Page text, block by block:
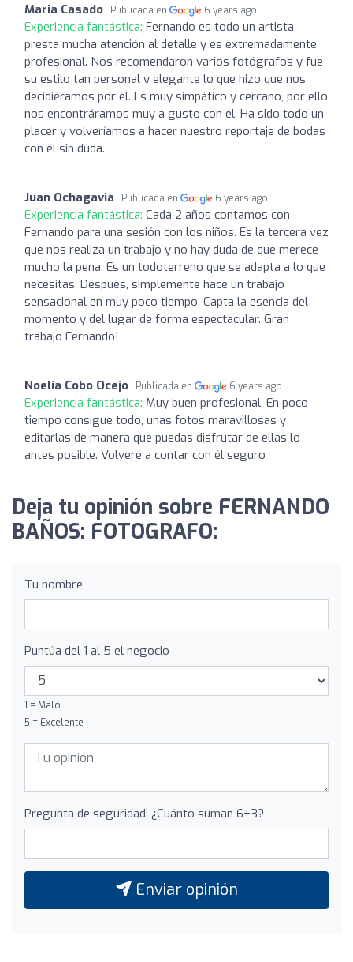
Maria Casado Publicada en 6 years ago
Experiencia fantástica: Fernando es todo un artista,
presta mucha atención al detalle y es extremadamente
profesional. Nos recomendaron varios fotógrafos y fue
su estilo tan personal y elegante lo que hizo que nos
decidiéramos por él. Es muy simpático y cercano, por ello
nos encontráramos muy a gusto con él. Ha sido todo un
placer y volveríamos a hacer nuestro reportaje de bodas
con él sin duda.
Juan Ochagavia Publicada en 6 years ago
Experiencia fantástica: Cada 2 años contamos con
Fernando para una sesión con los niños. Es la tercera vez
que nos realiza un trabajo y no hay duda de que merece
mucho la pena. Es un todoterreno que se adapta a lo que
necesitas. Después, simplemente hace un trabajo
sensacional en muy poco tiempo. Capta la esencia del
momento y del lugar de forma espectacular. Gran
trabajo Fernando!
Noelia Cobo Ocejo Publicada en 6 years ago
Experiencia fantástica: Muy buen profesional. En poco
tiempo consigue todo, unas fotos maravillosas y
editarlas de manera que puedas disfrutar de ellas lo
antes posible. Volveré a contar con él seguro
Deja tu opinión sobre FERNANDO
BAÑOS: FOTOGRAFO:
Tu nombre
Puntúa del 1 al 5 el negocio
1 = Malo
5 = Excelente
Pregunta de seguridad: ¿Cuánto suman 6+3?
Enviar opinión